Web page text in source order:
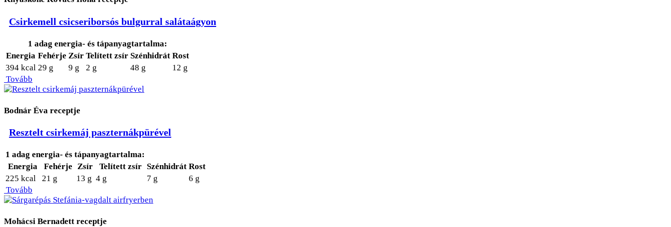
Csirkemell csicseriborsós bulgurral salátaágyon
1 adag energia- és tápanyagtartalma:
Energia Fehérje Zsír Telített zsír Szénhidrát Rost
394 kcal 29 g 9 g 2 g 48 g
12 g
Tovább
Bodnár Éva receptje
Resztelt csirkemáj paszternákpürével
1 adag energia- és tápanyagtartalma:
Energia
Fehérje Zsír Telített zsír Szénhidrát Rost
225 kcal
21 g 13 g 4 g 7 g
6 g
Tovább
Mohácsi Bernadett receptje